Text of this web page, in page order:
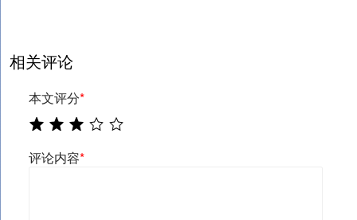
相关评论
本文评分*
评论内容*